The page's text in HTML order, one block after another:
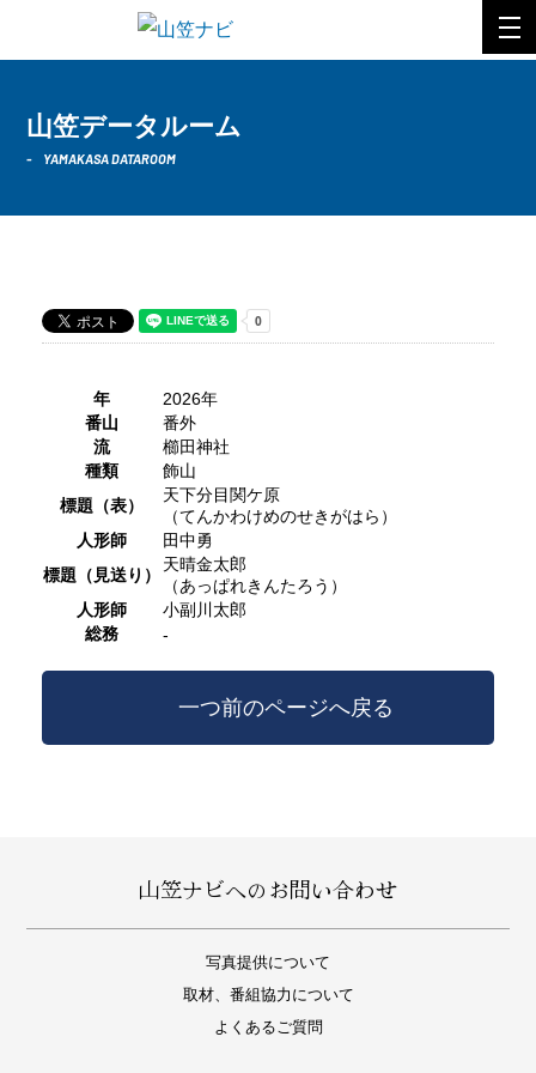
山笠データルーム
YAMAKASA DATAROOM
年
2026年
番山
番外
流
櫛田神社
種類
飾山
標題（表）
天下分目関ケ原
（てんかわけめのせきがはら）
人形師
田中勇
標題（見送り）
天晴金太郎
（あっぱれきんたろう）
人形師
小副川太郎
総務
-
一つ前のページへ戻る
山笠ナビへのお問い合わせ
写真提供について
取材、番組協力について
よくあるご質問